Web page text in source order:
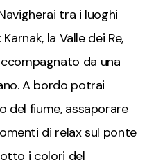
tra i luoghi
la Valle dei Re,
da una
A bordo potrai
del fiume, assaporare
di relax sul ponte
i colori del